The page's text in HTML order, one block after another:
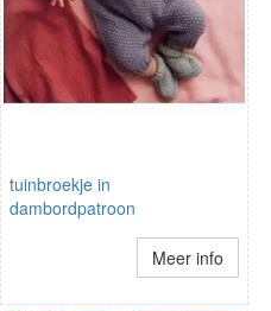
tuinbroekje in
dambordpatroon
Meer info